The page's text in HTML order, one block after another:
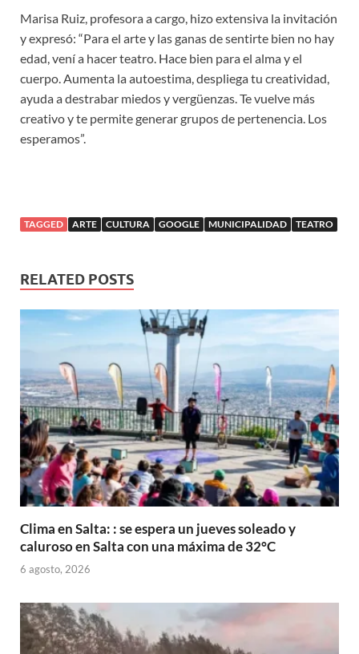
Marisa Ruiz, profesora a cargo, hizo extensiva la invitación
y expresó: “Para el arte y las ganas de sentirte bien no hay
edad, vení a hacer teatro. Hace bien para el alma y el
cuerpo. Aumenta la autoestima, despliega tu creatividad,
ayuda a destrabar miedos y vergüenzas. Te vuelve más
creativo y te permite generar grupos de pertenencia. Los
esperamos”.
TAGGED ARTE CULTURA GOOGLE MUNICIPALIDAD TEATRO
RELATED POSTS
Clima en Salta: : se espera un jueves soleado y
caluroso en Salta con una máxima de 32°C
6 agosto, 2026